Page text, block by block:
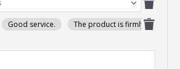
Good service.
The product is firmly packed.